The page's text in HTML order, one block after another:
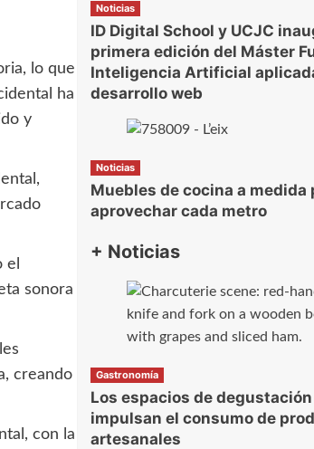
lo que
ha
y
el
sonora
creando
con la
Noticias
ID Digital School y UCJC
primera edición del Máster
Inteligencia Artificial
desarrollo web
Noticias
Muebles de cocina a medida
aprovechar cada metro
+ Noticias
Gastronomía
Los espacios de
impulsan el consumo de
artesanales